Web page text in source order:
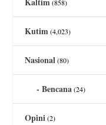
(858)
Kutim(4,023)
Nasional(80)
Bencana(24)
Opini(2)